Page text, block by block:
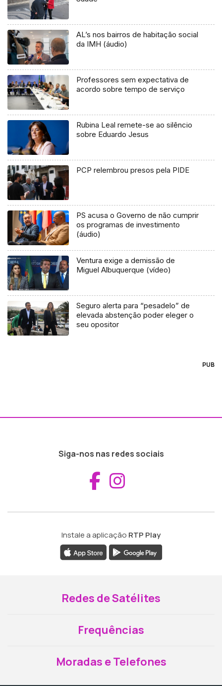
AL’s nos bairros de habitação social
da IMH (áudio)
Professores sem expectativa de
acordo sobre tempo de serviço
Rubina Leal remete-se ao silêncio
sobre Eduardo Jesus
PCP relembrou presos pela PIDE
PS acusa o Governo de não cumprir
os programas de investimento
(áudio)
Ventura exige a demissão de
Miguel Albuquerque (vídeo)
Seguro alerta para “pesadelo” de
elevada abstenção poder eleger o
seu opositor
PUB
Siga-nos nas redes sociais
Aceder ao
Instale a aplicação RTP Play
Redes de Satélites
Frequências
Moradas e Telefones